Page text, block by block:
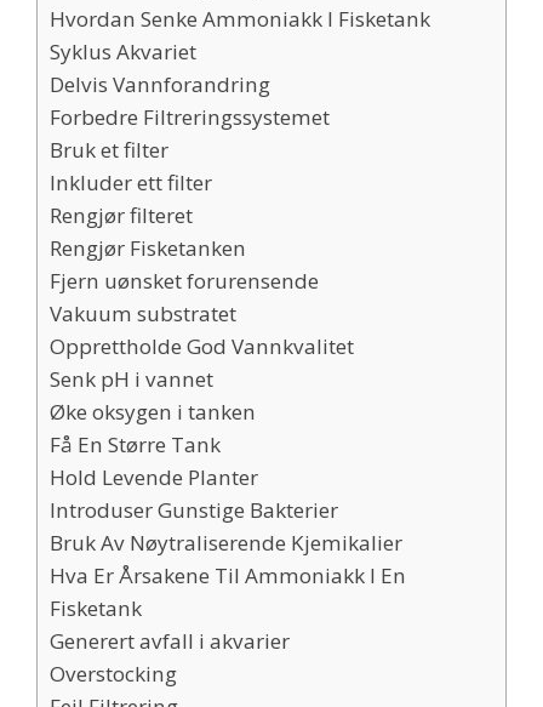
Hvordan Senke Ammoniakk I Fisketank
Syklus Akvariet
Delvis Vannforandring
Forbedre Filtreringssystemet
Bruk et filter
Inkluder ett filter
Rengjør filteret
Rengjør Fisketanken
Fjern uønsket forurensende
Vakuum substratet
Opprettholde God Vannkvalitet
Senk pH i vannet
Øke oksygen i tanken
Få En Større Tank
Hold Levende Planter
Introduser Gunstige Bakterier
Bruk Av Nøytraliserende Kjemikalier
Hva Er Årsakene Til Ammoniakk I En
Fisketank
Generert avfall i akvarier
Overstocking